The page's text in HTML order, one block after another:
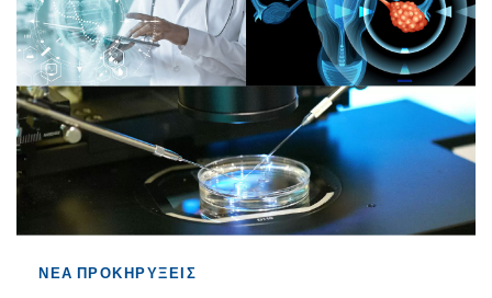
ΝΈΑ ΠΡΟΚΗΡΎΞΕΙΣ